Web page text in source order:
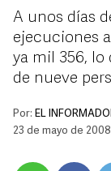
A unos días
ejecuciones
ya mil 356, lo
de nueve
Por: EL
23 de mayo de